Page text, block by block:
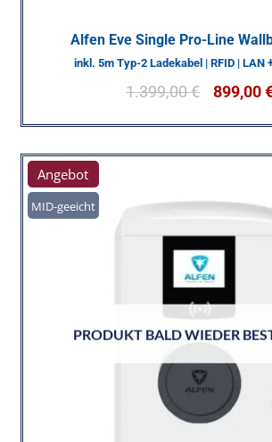
Alfen Eve Single Pro-Line
inkl. 5m Typ-2 Ladekabel | RFID | LAN
1.399,00€ 899,00
MID-geeicht
Angebot
PRODUKT BALD WIEDER